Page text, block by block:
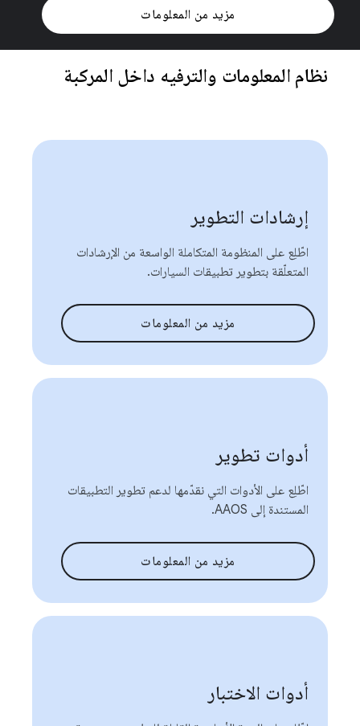
مزيد من المعلومات
نظام المعلومات والترفيه داخل المركبة
إرشادات التطوير
اطّلِع على المنظومة المتكاملة الواسعة من الإرشادات
المتعلّقة بتطوير تطبيقات السيارات.
مزيد من المعلومات
أدوات تطوير
اطّلِع على الأدوات التي نقدّمها لدعم تطوير التطبيقات
المستندة إلى AAOS.
مزيد من المعلومات
أدوات الاختبار